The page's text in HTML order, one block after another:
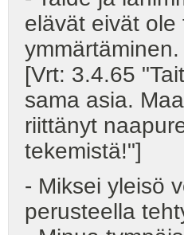
elävät eivät
[Vrt: 3.4.65
sama asia.
riittänyt
tekemistä!"]
- Miksei yleisö
perusteella